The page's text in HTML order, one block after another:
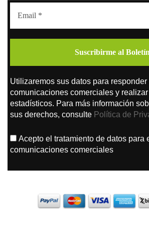
Utilizaremos sus datos para
comunicaciones comerciales y
estadísticos. Para más información
sus derechos, consulte Política de
Acepto el tratamiento de datos para
comunicaciones comerciales